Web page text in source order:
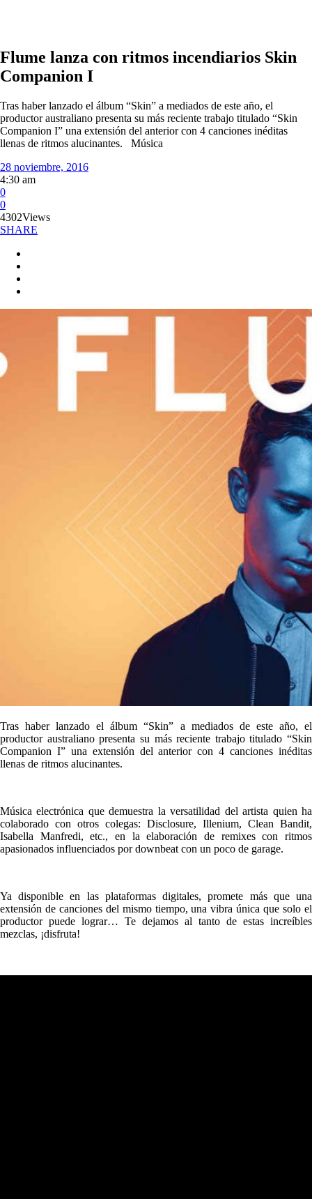
Flume lanza con ritmos incendiarios Skin
Companion I
Tras haber lanzado el álbum “Skin” a mediados de este año, el
productor australiano presenta su más reciente trabajo titulado “Skin
Companion I” una extensión del anterior con 4 canciones inéditas
llenas de ritmos alucinantes. Música
28 noviembre, 2016
4:30 am
0
0
4302Views
SHARE
Tras haber lanzado el álbum “Skin” a mediados de este año, el
productor australiano presenta su más reciente trabajo titulado “Skin
Companion I” una extensión del anterior con 4 canciones inéditas
llenas de ritmos alucinantes.
Música electrónica que demuestra la versatilidad del artista quien ha
colaborado con otros colegas: Disclosure, Illenium, Clean Bandit,
Isabella Manfredi, etc., en la elaboración de remixes con ritmos
apasionados influenciados por downbeat con un poco de garage.
Ya disponible en las plataformas digitales, promete más que una
extensión de canciones del mismo tiempo, una vibra única que solo el
productor puede lograr… Te dejamos al tanto de estas increíbles
mezclas, ¡disfruta!